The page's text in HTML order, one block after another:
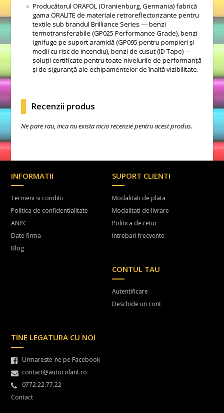
Producătorul ORAFOL (Oranienburg, Germania) fabrică
gama ORALITE de materiale retroreflectorizante pentru
textile sub brandul Brilliance Series — benzi
termotransferabile (GP025 Performance Grade), benzi
ignifuge pe suport aramidă (GP095 pentru pompieri și
medii cu risc de incendiu), benzi de cusut (ID Tape) —
soluții certificate pentru toate nivelurile de performanță
și de siguranță ale echipamentelor de înaltă vizibilitate.
Recenzii produs
Ne pare rau, inca nu exista nicio recenzie pentru acest produs.
INFORMATII
Termeni si conditii
Politica de confidentialitate
ANPC
Date firma
Blog
SUPORT CLIENTI
Modalitati de plata
Modalitati de livrare
Politica de retur
Intrebari frecvente
CONTUL TAU
Autentificare
Deschide un cont
TINE LEGATURA CU NOI
Urmareste-ne pe Facebook
contact@autocolant.ro
0772.22.77.22
Contact